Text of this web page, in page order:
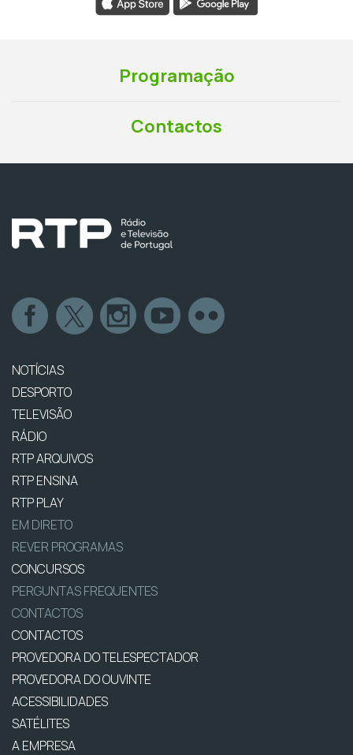
Programação
Contactos
NOTÍCIAS
DESPORTO
TELEVISÃO
RÁDIO
RTP ARQUIVOS
RTP ENSINA
RTP PLAY
EM DIRETO
REVER PROGRAMAS
CONCURSOS
PERGUNTAS FREQUENTES
CONTACTOS
CONTACTOS
PROVEDORA DO TELESPECTADOR
PROVEDORA DO OUVINTE
ACESSIBILIDADES
SATÉLITES
A EMPRESA